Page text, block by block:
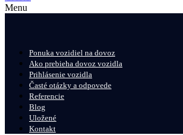
Menu
Ponuka vozidiel na dovoz
Ako prebieha dovoz vozidla
Prihlásenie vozidla
Časté otázky a odpovede
Referencie
Blog
Uložené
Kontakt